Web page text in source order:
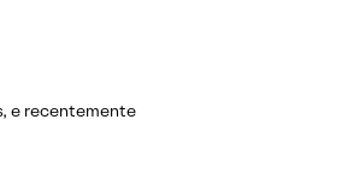
e recentemente